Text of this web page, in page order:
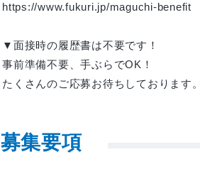
https://www.fukuri.jp/maguchi-benefit
▼面接時の履歴書は不要です！
事前準備不要、手ぶらでOK！
たくさんのご応募お待ちしております。
募集要項